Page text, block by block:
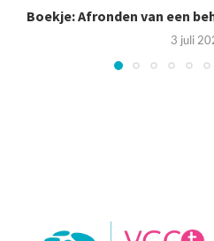
Boekje: Afronden van een
3 juli